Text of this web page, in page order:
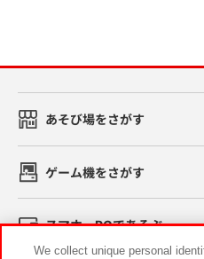
あそび場をさがす
ゲーム機をさがす
スマホ・PCであそぶ
We collect unique personal